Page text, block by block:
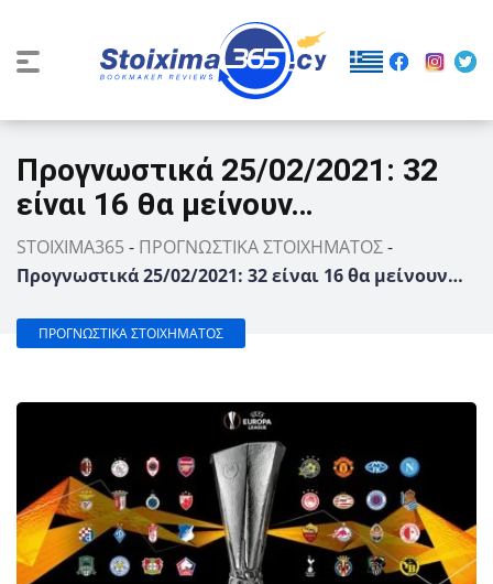
Προγνωστικά 25/02/2021: 32
είναι 16 θα μείνουν…
STOIXIMA365- ΠΡΟΓΝΩΣΤΙΚΑ ΣΤΟΙΧΗΜΑΤΟΣ-
Προγνωστικά 25/02/2021: 32 είναι 16 θα μείνουν…
ΠΡΟΓΝΩΣΤΙΚΑ ΣΤΟΙΧΗΜΑΤΟΣ